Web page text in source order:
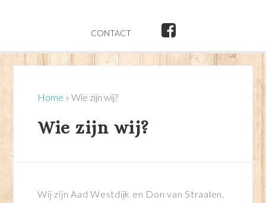
CONTACT
Home »Wie zijn wij?
Wie zijn wij?
Wij zijnAad Westdijk en Don van Straalen,